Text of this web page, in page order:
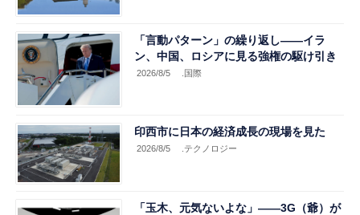
「言動パターン」の繰り返し――イラ
ン、中国、ロシアに見る強権の駆け引き
2026/8/5 .国際
印西市に日本の経済成長の現場を見た
2026/8/5 .テクノロジー
「玉木、元気ないよな」――3G（爺）が